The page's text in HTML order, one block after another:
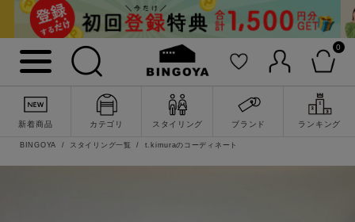
0
新着商品 カテゴリ スタイリング ブランド ランキング
BINGOYA スタイリング一覧 t.kimuraのコーディネート